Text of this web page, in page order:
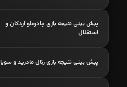
پیش بینی نتیجه بازی چادرملو اردکان و
استقلال
پیش بینی نتیجه بازی رئال مادرید و سویا